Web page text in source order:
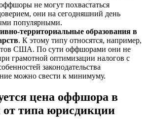
не могут похвастаться
они на сегодняшний день
популярными.
территориальные образования в
. К этому типу относятся, например,
США. По сути оффшорами они не
грамотной оптимизации налогов с
законодательства
можно свести к минимуму.
цена оффшора в
от типа юрисдикции